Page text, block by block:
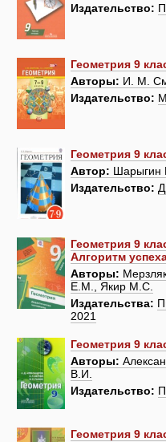
Издательство:
Геометрия 9
Авторы: И. М.
Издательство:
Геометрия 9
Автор: Шарыгин
Издательство:
Геометрия 9
Алгоритм
Авторы:
Е.М., Якир М.С.
Издательства:
2021
Геометрия 9
Авторы:
В.И.
Издательство:
Геометрия 9